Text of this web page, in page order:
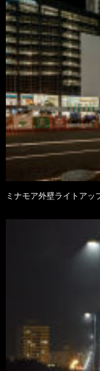
ミナモア外壁ライトアッ